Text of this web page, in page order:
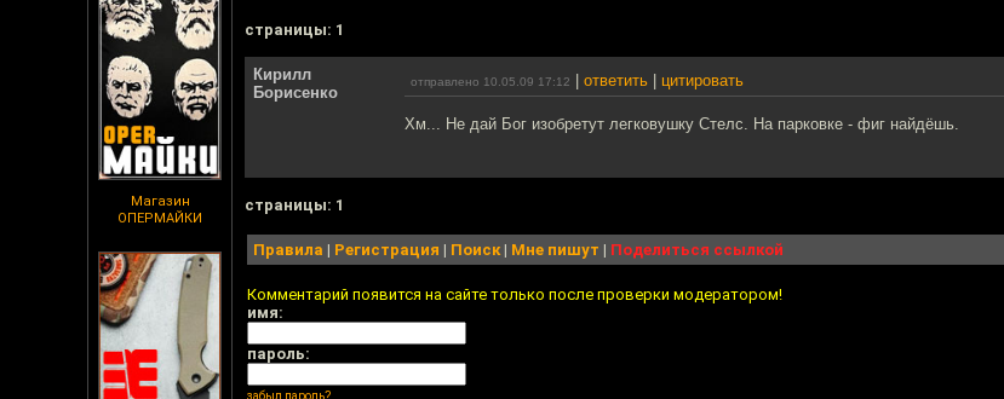
Магазин
ОПЕРМАЙКИ
cтраницы: 1
Кирилл
Борисенко
отправлено 10.05.09 17:12 ответить цитировать
Хм... Не дай Бог изобретут легковушку Стелс. На парковке - фиг найдёшь.
cтраницы: 1
Правила | Регистрация | Поиск| Мне пишут | Поделиться ссылкой
Комментарий появится на сайте только после проверки модератором!
имя:
пароль:
забыл пароль?